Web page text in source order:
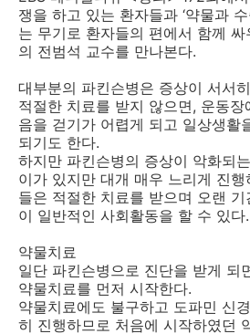
쟁을 하고 있는 환자들과 ‘약물과 수
는 무기로 환자들의 편에서 함께
의 전범석 교수를 만나본다.
대부분의 파킨슨병은 증상이 서서
적절한 치료를 받지 않으면, 운동
음을 걷기가 어렵게 되고 일상생활
되기도 한다.
하지만 파킨슨병의 증상이 악화되
이가 있지만 대개 매우 느리게 진
들은 적절한 치료를 받으며 오랜
이 일반적인 사회활동을 할 수 있다.
약물치료
일단 파킨슨병으로 진단을 받게 되
약물치료를 먼저 시작한다.
약물치료에도 불구하고 도파민 신
히 진행하므로 처음에 시작하였던